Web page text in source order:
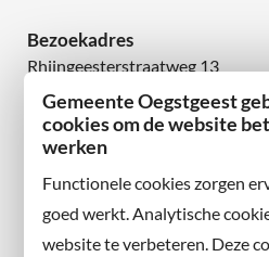
Gemeente Oegstgeest
cookies om de website
werken
Functionele cookies zorgen
goed werkt. Analytische
website te verbeteren. Deze
Bezoekadres
Rhijngeesterstraatweg 13
2342 AN Oegstgeest
Wilt u niets missen?
en volg ons ook op sociale media.
Facebook